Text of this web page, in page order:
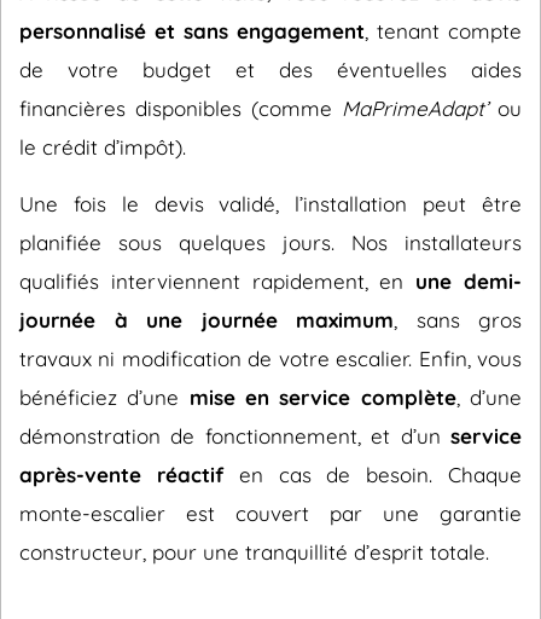
personnalisé et sans engagement , tenant compte
de votre budget et des éventuelles aides
financières disponibles (comme MaPrimeAdapt’ou
le crédit d’impôt).
Une fois le devis validé, l’installation peut être
planifiée sous quelques jours. Nos installateurs
qualifiés interviennent rapidement, en une demi-
journée à une journée maximum , sans gros
travaux ni modification de votre escalier. Enfin, vous
bénéficiez d’une mise en service complète, d’une
démonstration de fonctionnement, et d’un service
après-vente réactifen cas de besoin. Chaque
monte-escalier est couvert par une garantie
constructeur, pour une tranquillité d’esprit totale.